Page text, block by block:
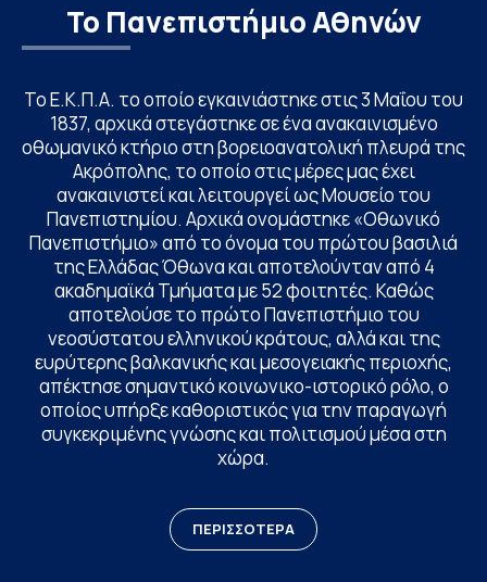
Το Πανεπιστήμιο Αθηνών
Το Ε.Κ.Π.Α. το οποίο εγκαινιάστηκε στις 3 Μαΐου του
1837, αρχικά στεγάστηκε σε ένα ανακαινισμένο
οθωμανικό κτήριο στη βορειοανατολική πλευρά της
Ακρόπολης, το οποίο στις μέρες μας έχει
ανακαινιστεί και λειτουργεί ως Μουσείο του
Πανεπιστημίου. Αρχικά ονομάστηκε «Οθωνικό
Πανεπιστήμιο» από το όνομα του πρώτου βασιλιά
της Ελλάδας Όθωνα και αποτελούνταν από 4
ακαδημαϊκά Τμήματα με 52 φοιτητές. Καθώς
αποτελούσε το πρώτο Πανεπιστήμιο του
νεοσύστατου ελληνικού κράτους, αλλά και της
ευρύτερης βαλκανικής και μεσογειακής περιοχής,
απέκτησε σημαντικό κοινωνικο-ιστορικό ρόλο, ο
οποίος υπήρξε καθοριστικός για την παραγωγή
συγκεκριμένης γνώσης και πολιτισμού μέσα στη
χώρα.
ΠΕΡΙΣΣΟΤΕΡΑ